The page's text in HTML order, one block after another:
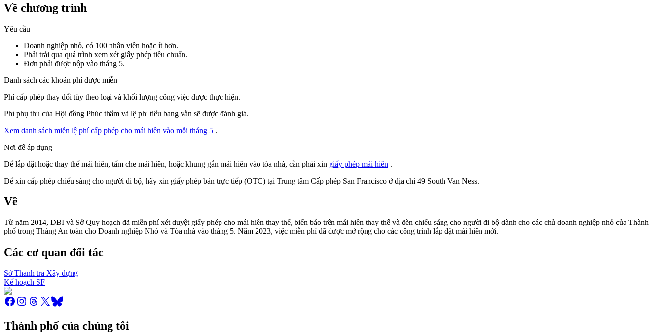
Về chương trình
Yêu cầu
Doanh nghiệp nhỏ, có 100 nhân viên hoặc ít hơn.
Phải trải qua quá trình xem xét giấy phép tiêu chuẩn.
Đơn phải được nộp vào tháng 5.
Danh sách các khoản phí được miễn
Phí cấp phép thay đổi tùy theo loại và khối lượng công việc được thực hiện.
Phí phụ thu của Hội đồng Phúc thẩm và lệ phí tiểu bang vẫn sẽ được đánh giá.
Xem danh sách miễn lệ phí cấp phép cho mái hiên vào mỗi tháng 5 .
Nơi để áp dụng
Để lắp đặt hoặc thay thế mái hiên, tấm che mái hiên, hoặc khung gắn mái hiên vào tòa nhà, cần phải xin giấy phép mái hiên .
Để xin cấp phép chiếu sáng cho người đi bộ, hãy xin giấy phép bán trực tiếp (OTC) tại Trung tâm Cấp phép San Francisco ở địa chỉ 49 South Van Ness.
Về
Từ năm 2014, DBI và Sở Quy hoạch đã miễn phí xét duyệt giấy phép cho mái hiên thay thế, biển báo trên mái hiên thay thế và đèn chiếu sáng cho người đi bộ dành cho các chủ doanh nghiệp nhỏ của Thành
phố trong Tháng An toàn cho Doanh nghiệp Nhỏ và Tòa nhà vào tháng 5. Năm 2023, việc miễn phí đã được mở rộng cho các công trình lắp đặt mái hiên mới.
Các cơ quan đối tác
Sở Thanh tra Xây dựng
Kế hoạch SF
Thành phố của chúng tôi